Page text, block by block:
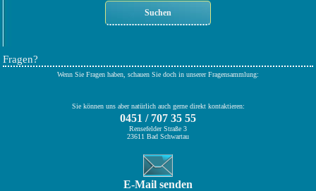
Fragen?
Wenn Sie Fragen haben, schauen Sie doch in unserer Fragensammlung:
Sie können uns aber natürlich auch gerne direkt kontaktieren:
0451 / 707 35 55
Rensefelder Straße 3
23611 Bad Schwartau
E-Mail senden